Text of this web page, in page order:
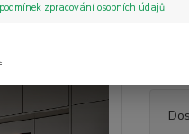
je
míst
podmínek zpracování osobních údajů.